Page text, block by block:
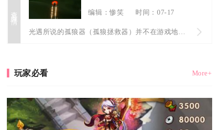
查看详情 编辑：惨笑 时间：07-17
光遇所说的孤狼器（孤狼拯救器）并不在游戏地图内放置，它属于网...
玩家必看 More+